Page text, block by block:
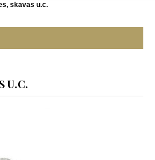
skavas u.c.
U.C.